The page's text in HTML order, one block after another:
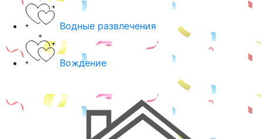
Водные развлечения
Вождение